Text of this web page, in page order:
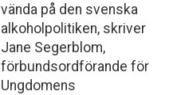
vända på den svenska
alkoholpolitiken, skriver
Jane Segerblom,
förbundsordförande för
Ungdomens